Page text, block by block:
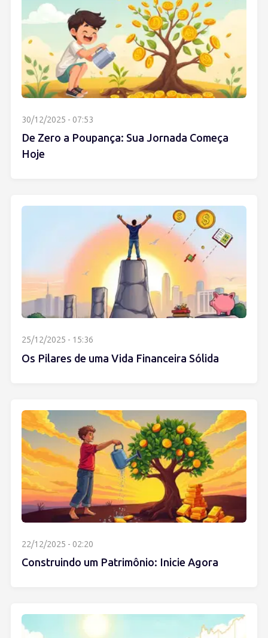
30/12/2025 - 07:53
De Zero a Poupança: Sua Jornada Começa
Hoje
25/12/2025 - 15:36
Os Pilares de uma Vida Financeira Sólida
22/12/2025 - 02:20
Construindo um Patrimônio: Inicie Agora